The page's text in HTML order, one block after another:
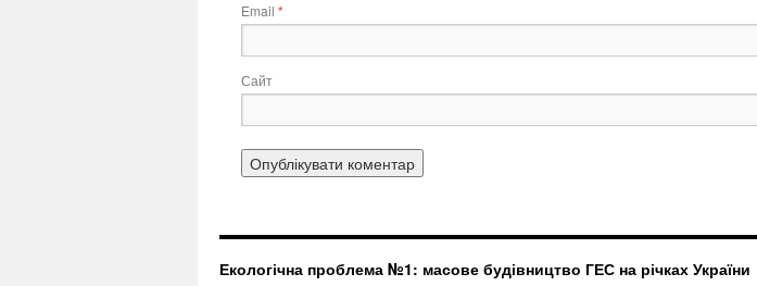
Email *
Сайт
Екологічна проблема №1: масове будівництво ГЕС на річках України